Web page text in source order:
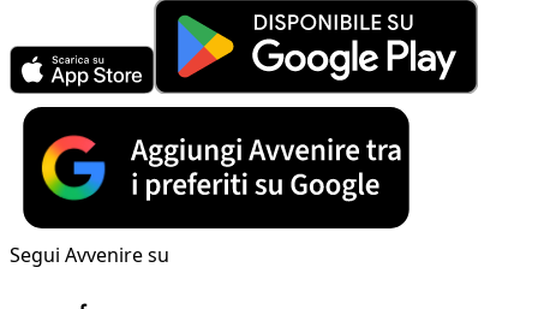
Segui Avvenire su